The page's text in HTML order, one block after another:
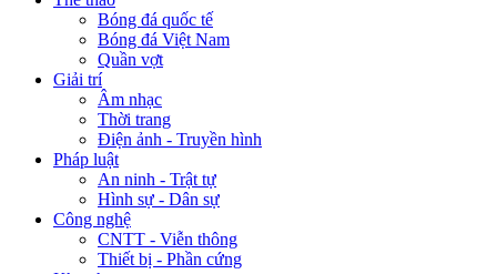
Bóng đá quốc tế
Bóng đá Việt Nam
Quần vợt
Giải trí
Âm nhạc
Thời trang
Điện ảnh - Truyền hình
Pháp luật
An ninh - Trật tự
Hình sự - Dân sự
Công nghệ
CNTT - Viễn thông
Thiết bị - Phần cứng